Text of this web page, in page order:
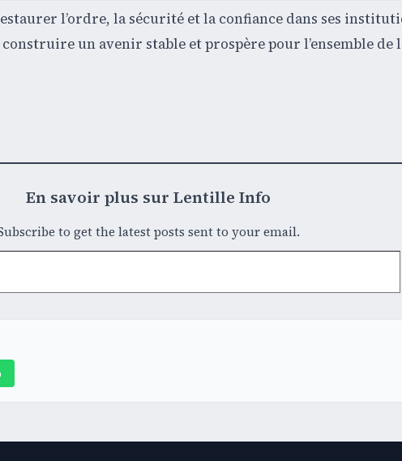
l’ordre, la sécurité et la confiance dans ses
un avenir stable et prospère pour l’ensemble de
En savoir plus sur Lentille Info
to get the latest posts sent to your email.